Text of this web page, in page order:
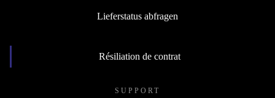
Lieferstatus abfragen
Résiliation de contrat
SUPPORT